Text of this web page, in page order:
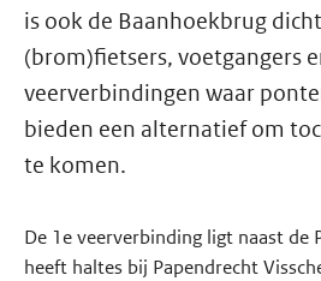
is ook de Baanhoekbrug
(brom)fietsers, voetgangers
veerverbindingen waar
bieden een alternatief om
te komen.
De 1e veerverbinding ligt naast de
heeft haltes bij Papendrecht